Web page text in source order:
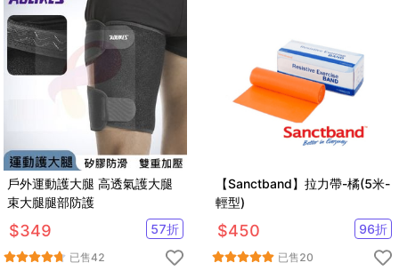
戶外運動護大腿 高透氣護大腿
束大腿腿部防護
$349 57折
已售42
【Sanctband】拉力帶-橘(5米-
輕型)
$450 96折
已售20